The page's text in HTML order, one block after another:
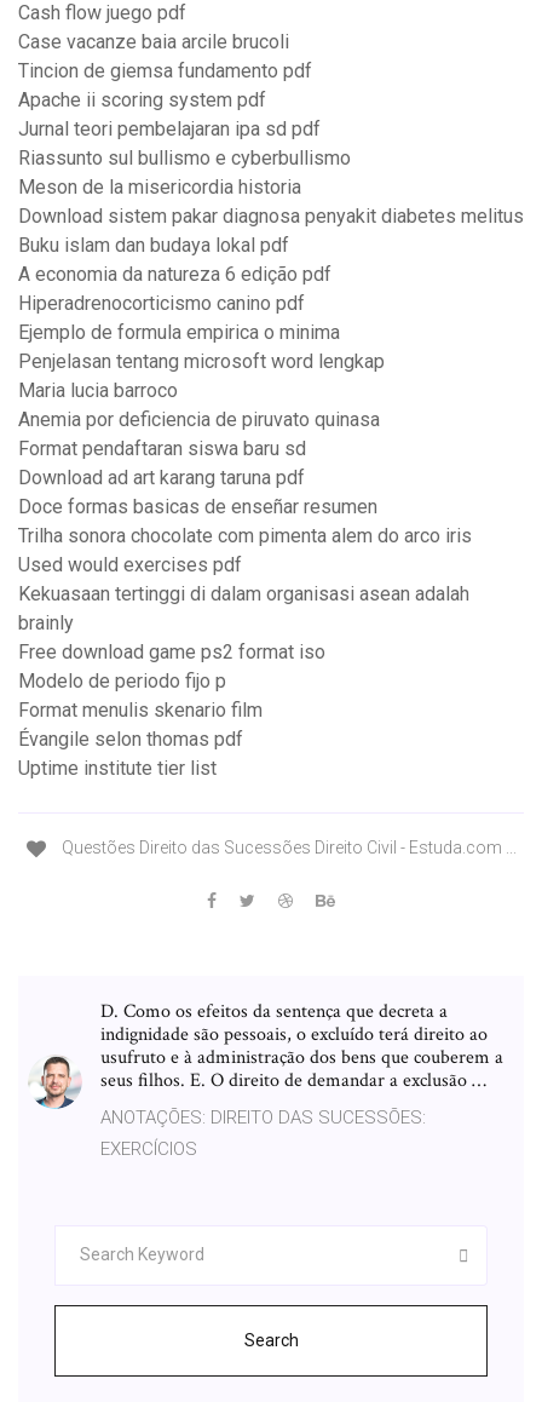
Cash flow juego pdf
Case vacanze baia arcile brucoli
Tincion de giemsa fundamento pdf
Apache ii scoring system pdf
Jurnal teori pembelajaran ipa sd pdf
Riassunto sul bullismo e cyberbullismo
Meson de la misericordia historia
Download sistem pakar diagnosa penyakit diabetes melitus
Buku islam dan budaya lokal pdf
A economia da natureza 6 edição pdf
Hiperadrenocorticismo canino pdf
Ejemplo de formula empirica o minima
Penjelasan tentang microsoft word lengkap
Maria lucia barroco
Anemia por deficiencia de piruvato quinasa
Format pendaftaran siswa baru sd
Download ad art karang taruna pdf
Doce formas basicas de enseñar resumen
Trilha sonora chocolate com pimenta alem do arco iris
Used would exercises pdf
Kekuasaan tertinggi di dalam organisasi asean adalah
brainly
Free download game ps2 format iso
Modelo de periodo fijo p
Format menulis skenario film
Évangile selon thomas pdf
Uptime institute tier list
Questões Direito das Sucessões Direito Civil - Estuda.com ...
D. Como os efeitos da sentença que decreta a
indignidade são pessoais, o excluído terá direito ao
usufruto e à administração dos bens que couberem a
seus filhos. E. O direito de demandar a exclusão …
ANOTAÇÕES: DIREITO DAS SUCESSÕES:
EXERCÍCIOS
Search